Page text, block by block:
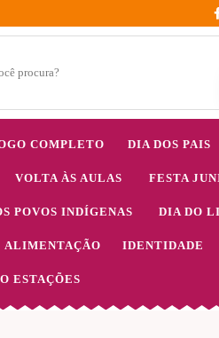
COMPLETO DIA DOS PAIS
VOLTA ÀS AULAS FESTA
POVOS INDÍGENAS DIA DO
ALIMENTAÇÃO IDENTIDADE
ESTAÇÕES